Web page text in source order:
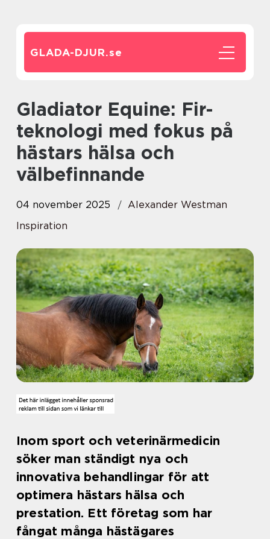
GLADA-DJUR.se
Gladiator Equine: Fir-
teknologi med fokus på
hästars hälsa och
välbefinnande
04 november 2025
Alexander Westman
Inspiration
Inom sport och veterinärmedicin
söker man ständigt nya och
innovativa behandlingar för att
optimera hästars hälsa och
prestation. Ett företag som har
fångat många hästägares